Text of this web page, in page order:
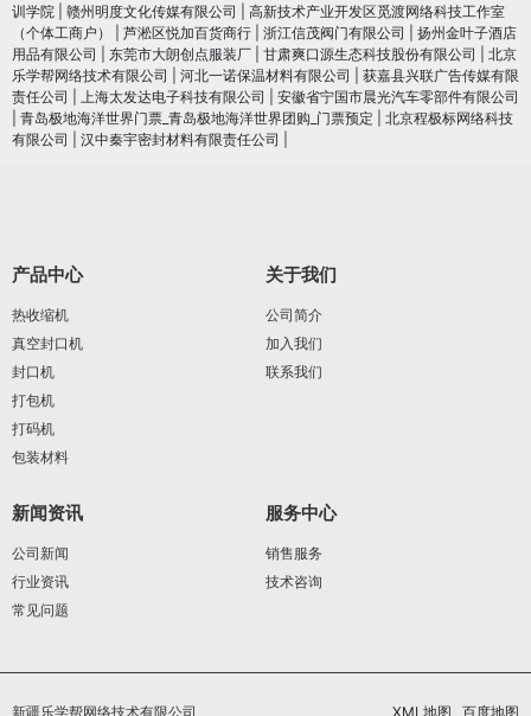
训学院
赣州明度文化传媒有限公司
高新技术产业开发区觅渡网络科技工作室
（个体工商户）
芦淞区悦加百货商行 浙江信茂阀门有限公司
扬州金叶子酒店
用品有限公司
东莞市大朗创点服装厂 甘肃爽口源生态科技股份有限公司
北京
乐学帮网络技术有限公司
河北一诺保温材料有限公司
获嘉县兴联广告传媒有限
责任公司
上海太发达电子科技有限公司
安徽省宁国市晨光汽车零部件有限公司
青岛极地海洋世界门票_青岛极地海洋世界团购_门票预定
北京程极标网络科技
有限公司
汉中秦宇密封材料有限责任公司
产品中心
热收缩机
真空封口机
封口机
打包机
打码机
包装材料
关于我们
公司简介
加入我们
联系我们
新闻资讯
公司新闻
行业资讯
常见问题
服务中心
销售服务
技术咨询
新疆乐学帮网络技术有限公司 XML地图 百度地图